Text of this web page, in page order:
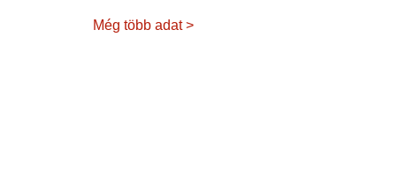
Még több adat >